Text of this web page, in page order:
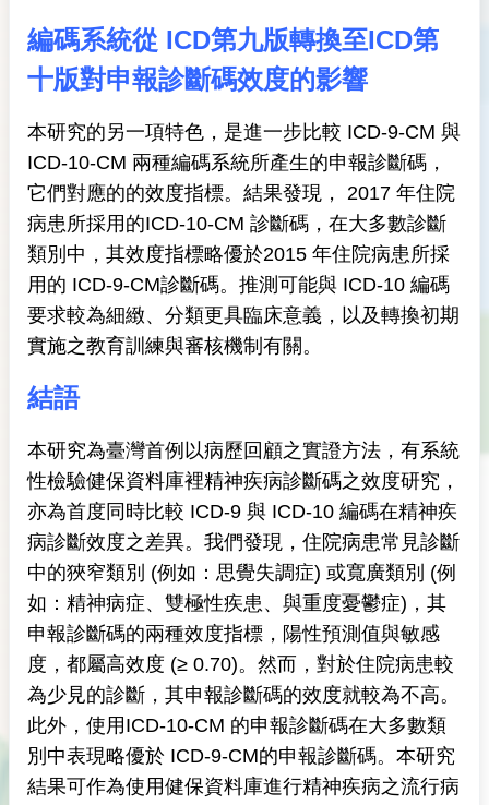
編碼系統從 ICD第九版轉換至ICD第
十版對申報診斷碼效度的影響
本研究的另一項特色，是進一步比較 ICD-9-CM 與
ICD-10-CM 兩種編碼系統所產生的申報診斷碼，
它們對應的的效度指標。結果發現， 2017 年住院
病患所採用的ICD-10-CM 診斷碼，在大多數診斷
類別中，其效度指標略優於2015 年住院病患所採
用的 ICD-9-CM診斷碼。推測可能與 ICD-10 編碼
要求較為細緻、分類更具臨床意義，以及轉換初期
實施之教育訓練與審核機制有關。
結語
本研究為臺灣首例以病歷回顧之實證方法，有系統
性檢驗健保資料庫裡精神疾病診斷碼之效度研究，
亦為首度同時比較 ICD-9 與 ICD-10 編碼在精神疾
病診斷效度之差異。我們發現，住院病患常見診斷
中的狹窄類別 (例如：思覺失調症) 或寬廣類別 (例
如：精神病症、雙極性疾患、與重度憂鬱症)，其
申報診斷碼的兩種效度指標，陽性預測值與敏感
度，都屬高效度 (≥ 0.70)。然而，對於住院病患較
為少見的診斷，其申報診斷碼的效度就較為不高。
此外，使用ICD-10-CM 的申報診斷碼在大多數類
別中表現略優於 ICD-9-CM的申報診斷碼。本研究
結果可作為使用健保資料庫進行精神疾病之流行病